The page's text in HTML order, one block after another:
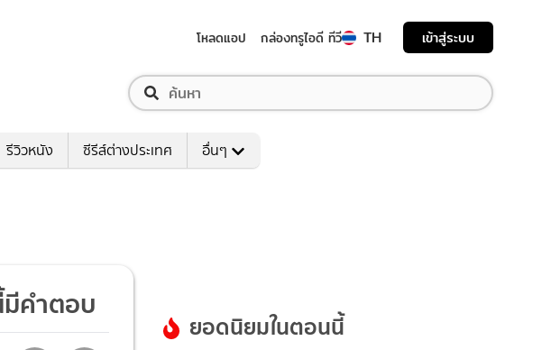
โหลดแอป กล่องทรูไอดี ทีวี TH เข้าสู่ระบบ
รีวิวหนัง ซีรีส์ต่างประเทศ อื่นๆ
คำตอบ
ยอดนิยมในตอนนี้